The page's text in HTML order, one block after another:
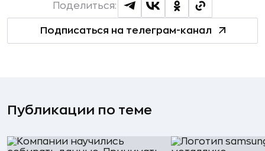
Поделиться:
Подписаться на телеграм-канал
Публикации по теме